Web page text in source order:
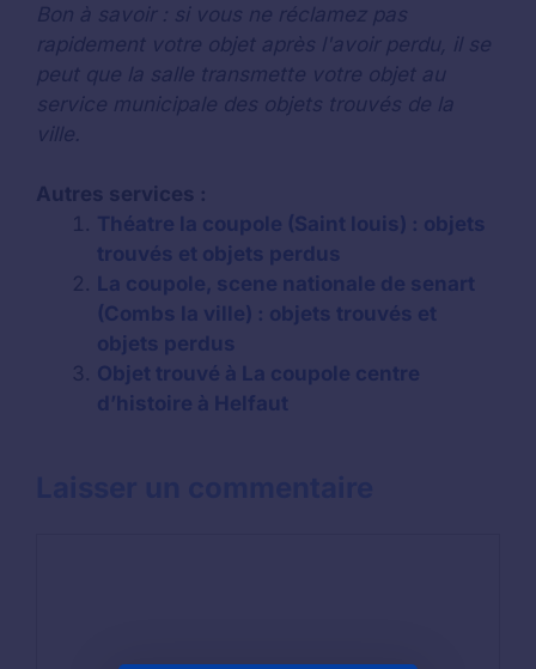
Bon à savoir : si vous ne réclamez pas
rapidement votre objet après l'avoir perdu, il se
peut que la salle transmette votre objet au
service municipale des objets trouvés de la
ville.
Autres services :
Théatre la coupole (Saint louis) : objets
trouvés et objets perdus
La coupole, scene nationale de senart
(Combs la ville) : objets trouvés et
objets perdus
Objet trouvé à La coupole centre
d’histoire à Helfaut